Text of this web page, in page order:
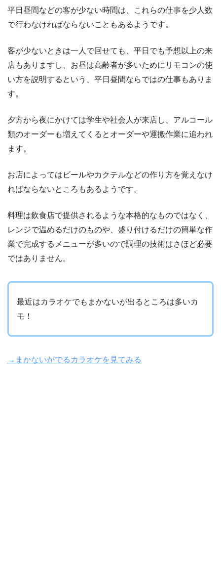
平日昼間などの客が少ない時間は、これらの仕事を少人数
で行わなければならないこともあるようです。
客が少ないときは一人で回せても、平日でも予想以上の来
店もありますし、お昼は高齢者が多いためにリモコンの使
い方を説明するという、平日昼間ならではの仕事もありま
す。
夕方から夜にかけては学生や社会人が来店し、アルコール
類のオーダーも増えてくるとオーダーや運搬作業に追われ
ます。
お店によってはビールやカクテルなどの作り方を覚えなけ
ればならないところもあるようです。
料理は飲食店で提供されるような本格的なものではなく、
レンジで温めるだけのものや、盛り付けるだけの簡単な作
業で完成するメニューが多いので調理の技術はさほど必要
ではありません。
最近はカラオケでもまかないが出るところは多いカ
モ！
→まかないがでるカラオケを見てみる